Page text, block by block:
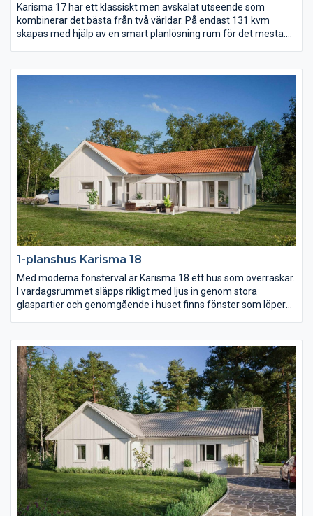
Karisma 17 har ett klassiskt men avskalat utseende som
kombinerar det bästa från två världar. På endast 131 kvm
skapas med hjälp av en smart planlösning rum för det mesta.
det hela fyra sovrum samt ett allrum.
1-planshus Karisma 18
Med moderna fönsterval är Karisma 18 ett hus som överraskar.
I vardagsrummet släpps rikligt med ljus in genom stora
glaspartier och genomgående i huset finns fönster som löper
riktigt lyxigt master bedroom.